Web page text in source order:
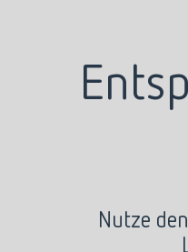
Nutze